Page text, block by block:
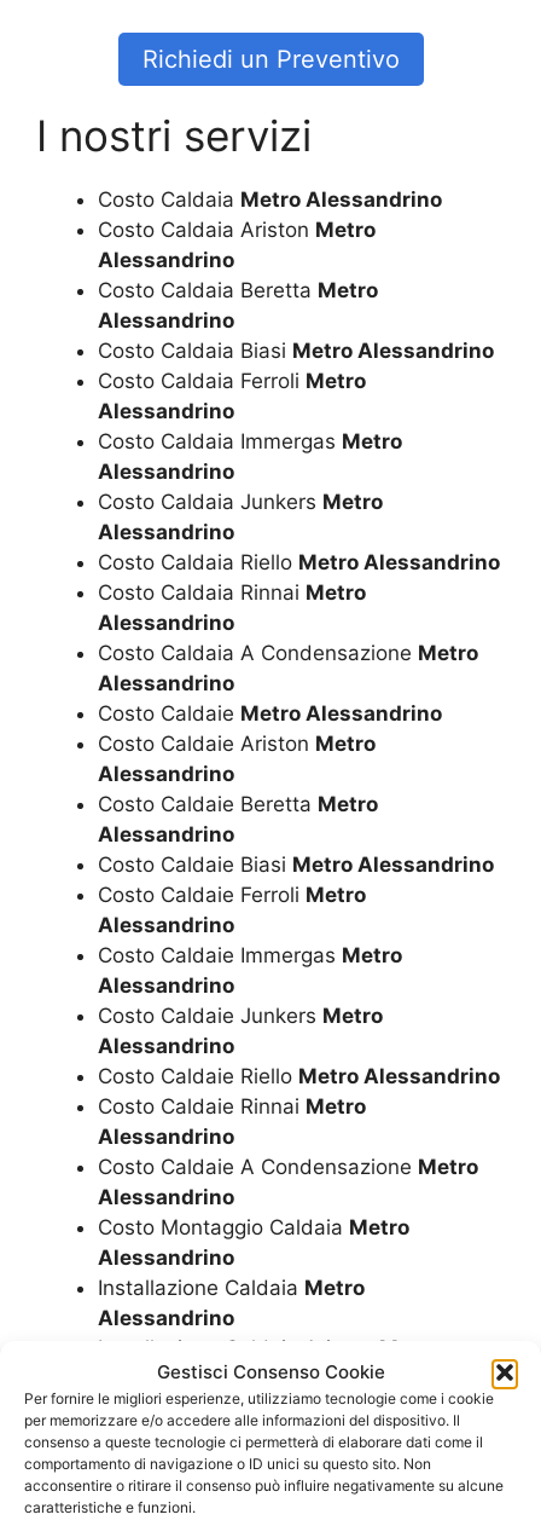
Gestisci Consenso Cookie
Per fornire le migliori esperienze, utilizziamo tecnologie come i cookie
per memorizzare e/o accedere alle informazioni del dispositivo. Il
consenso a queste tecnologie ci permetterà di elaborare dati come il
comportamento di navigazione o ID unici su questo sito. Non
acconsentire o ritirare il consenso può influire negativamente su alcune
caratteristiche e funzioni.
Richiedi un Preventivo
I nostri servizi
Costo Caldaia Metro Alessandrino
Costo Caldaia Ariston Metro
Alessandrino
Costo Caldaia Beretta Metro
Alessandrino
Costo Caldaia Biasi Metro Alessandrino
Costo Caldaia Ferroli Metro
Alessandrino
Costo Caldaia Immergas Metro
Alessandrino
Costo Caldaia Junkers Metro
Alessandrino
Costo Caldaia Riello Metro Alessandrino
Costo Caldaia Rinnai Metro
Alessandrino
Costo Caldaia A Condensazione Metro
Alessandrino
Costo Caldaie Metro Alessandrino
Costo Caldaie Ariston Metro
Alessandrino
Costo Caldaie Beretta Metro
Alessandrino
Costo Caldaie Biasi Metro Alessandrino
Costo Caldaie Ferroli Metro
Alessandrino
Costo Caldaie Immergas Metro
Alessandrino
Costo Caldaie Junkers Metro
Alessandrino
Costo Caldaie Riello Metro Alessandrino
Costo Caldaie Rinnai Metro
Alessandrino
Costo Caldaie A Condensazione Metro
Alessandrino
Costo Montaggio Caldaia Metro
Alessandrino
Installazione Caldaia Metro
Alessandrino
Installazione Caldaia Ariston Metro
Alessandrino
Installazione Caldaia BerettaMetro
Alessandrino
Installazione Caldaia BiasiMetro
Alessandrino